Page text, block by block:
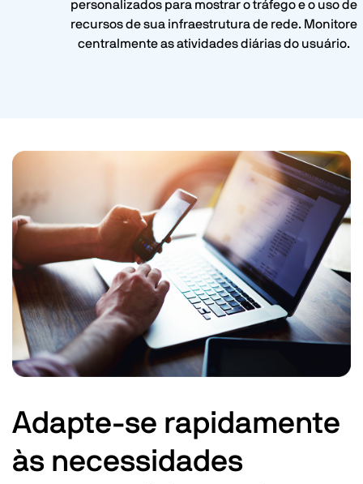
personalizados para mostrar o tráfego e o uso de
recursos de sua infraestrutura de rede. Monitore
centralmente as atividades diárias do usuário.
Adapte-se rapidamente
às necessidades